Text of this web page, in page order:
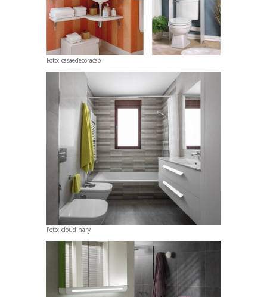
Foto: casaedecoracao
Foto: cloudinary